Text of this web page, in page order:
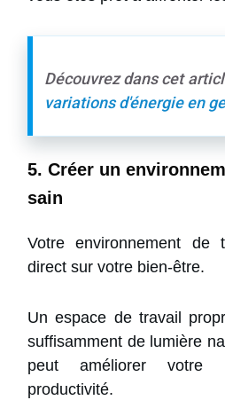
Découvrez dans cet
variations d'énergie en
5. Créer un
sain
Votre environnement
direct sur votre bien-être.
Un espace de travail
suffisamment de lumière
peut améliorer votre
productivité.